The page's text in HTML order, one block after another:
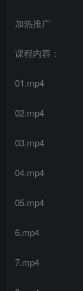
加热推广
课程内容：
01.mp4
02.mp4
03.mp4
04.mp4
05.mp4
6.mp4
7.mp4